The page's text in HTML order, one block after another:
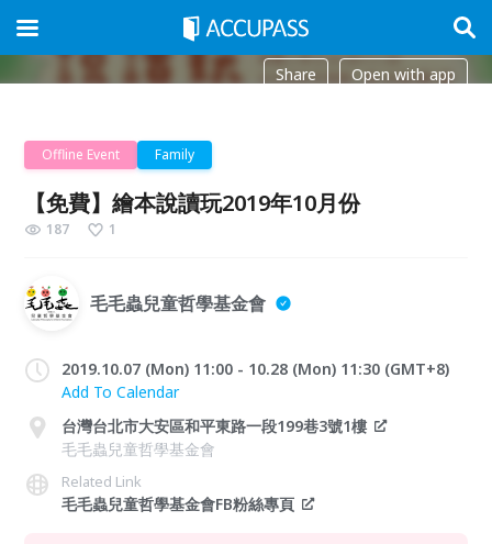
Share Open with app
Offline Event Family
【免費】繪本說讀玩2019年10月份
187 1
毛毛蟲兒童哲學基金會
2019.10.07 (Mon) 11:00 - 10.28 (Mon) 11:30 (GMT+8)
Add To Calendar
台灣台北市大安區和平東路一段199巷3號1樓
毛毛蟲兒童哲學基金會
Related Link
毛毛蟲兒童哲學基金會FB粉絲專頁